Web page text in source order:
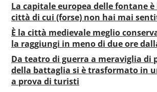
La capitale europea delle fontane
città di cui (forse) non hai mai
È la città medievale meglio
la raggiungi in meno di due ore
Da teatro di guerra a meraviglia di
della battaglia si è trasformato in
a prova di turisti